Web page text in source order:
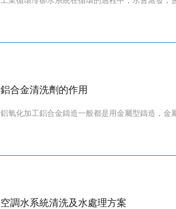
鋁合金清洗劑的作用
鋁氧化加工鋁合金鑄造一般都是用金屬型鑄造，金
空調水系統清洗及水處理方案